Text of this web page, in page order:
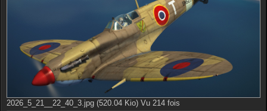
2026_5_21__22_40_3.jpg (520.04 Kio) Vu 214 fois